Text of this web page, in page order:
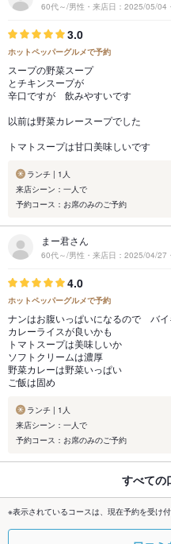
60代～/男性・来店日：2025/05/04
3.0
ホットペッパーグルメで予約
スープの野菜スープ
とチキンスープが
辛口ですが 飲みやすいです
以前は野菜カレースープでした
トマトスープは甘口美味しいです
ランチ | 1人
来店シーン：一人で
予約コース：お席のみのご予約
まー君さん
60代～/男性・来店日：2025/04/27
4.0
ホットペッパーグルメで予約
ナンはお腹いっぱいになるので バイ
カレーライスが良いかも
トマトスープは美味しいか
ソフトクリームは濃厚
野菜カレーは野菜いっぱい
ご飯は固め
ランチ | 1人
来店シーン：一人で
予約コース：お席のみのご予約
すべての
※表示されているコースは、現在予約を受け